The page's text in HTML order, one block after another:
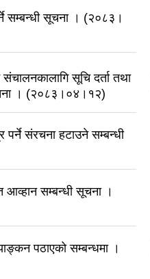
सम्बन्धी सूचना । (२०८३।
सूचि दर्ता तथा
। (२०८३।०४।१२)
पर्ने संरचना हटाउने सम्बन्धी
आव्हान सम्बन्धी सूचना ।
पठाएको सम्बन्धमा ।